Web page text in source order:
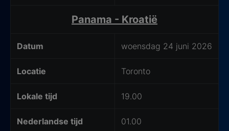
Panama - Kroatië
Datum woensdag 24 juni 2026
Locatie Toronto
Lokale tijd 19.00
Nederlandse tijd 01.00